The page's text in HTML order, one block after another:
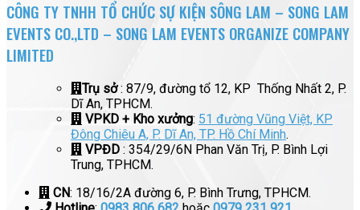
CÔNG TY TNHH TỔ CHỨC SỰ KIỆN SÔNG LAM – SONG LAM
EVENTS CO.,LTD – SONG LAM EVENTS ORGANIZE COMPANY
LIMITED
Trụ sở: 87/9, đường tổ 12, KP Thống Nhất 2, P.
Dĩ An, TPHCM.
VPKD + Kho xưởng: 51 đường Vũng Việt, KP
Đông Chiêu A, P. Dĩ An, TP. Hồ Chí Minh.
VPĐD : 354/29/6N Phan Văn Trị, P. Bình Lợi
Trung, TPHCM.
CN: 18/16/2A đường 6, P. Bình Trưng, TPHCM.